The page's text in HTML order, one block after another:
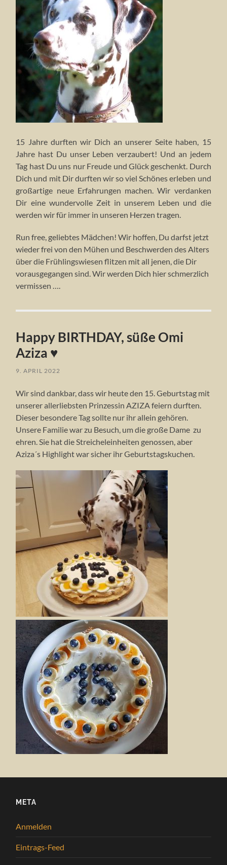
15 Jahre durften wir Dich an unserer Seite haben, 15
Jahre hast Du unser Leben verzaubert! Und an jedem
Tag hast Du uns nur Freude und Glück geschenkt. Durch
Dich und mit Dir durften wir so viel Schönes erleben und
großartige neue Erfahrungen machen. Wir verdanken
Dir eine wundervolle Zeit in unserem Leben und die
werden wir für immer in unseren Herzen tragen.
Run free, geliebtes Mädchen! Wir hoffen, Du darfst jetzt
wieder frei von den Mühen und Beschwerden des Alters
über die Frühlingswiesen flitzen mit all jenen, die Dir
vorausgegangen sind. Wir werden Dich hier schmerzlich
vermissen ….
Happy BIRTHDAY, süße Omi
Aziza ♥
9. APRIL 2022
Wir sind dankbar, dass wir heute den 15. Geburtstag mit
unserer allerliebsten Prinzessin AZIZA feiern durften.
Dieser besondere Tag sollte nur ihr allein gehören.
Unsere Familie war zu Besuch, um die große Dame zu
ehren. Sie hat die Streicheleinheiten genossen, aber
Aziza´s Highlight war sicher ihr Geburtstagskuchen.
META
Anmelden
Eintrags-Feed